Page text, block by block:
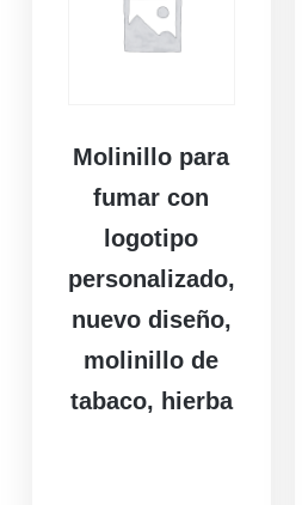
Molinillo para
fumar con
logotipo
personalizado,
nuevo diseño,
molinillo de
tabaco, hierba